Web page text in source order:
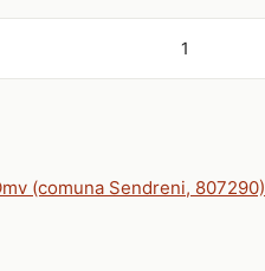
1
(comuna Sendreni, 807290)